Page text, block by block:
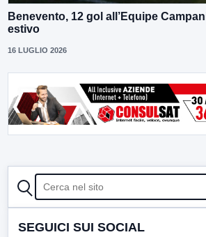
Benevento, 12 gol all’Equipe
estivo
16 LUGLIO 2026
CERCA
SEGUICI SUI SOCIAL